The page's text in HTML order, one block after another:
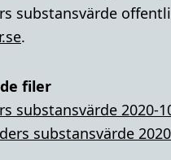
substansvärde
.
filer
substansvärde 2020-
substansvärde